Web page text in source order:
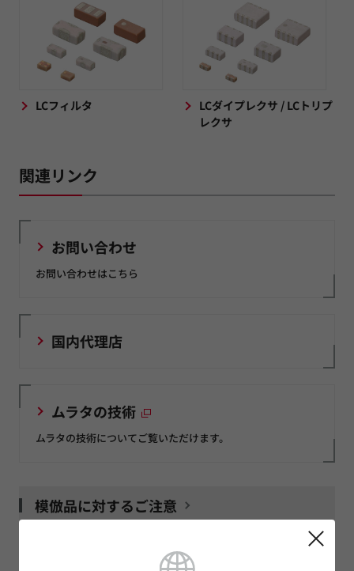
LCフィルタ
LCダイプレクサ / LCトリプ
レクサ
関連リンク
お問い合わせ
お問い合わせはこちら
国内代理店
ムラタの技術
ムラタの技術についてご覧いただけます。
模倣品に対するご注意